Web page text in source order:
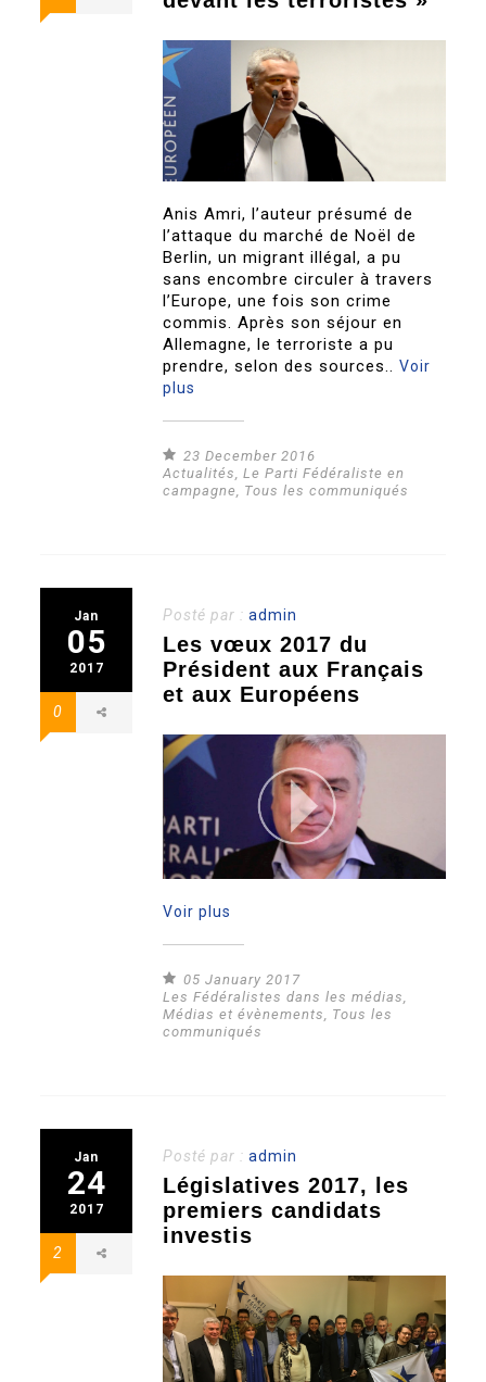
Anis Amri, l’auteur présumé de
l’attaque du marché de Noël de
Berlin, un migrant illégal, a pu
sans encombre circuler à travers
l’Europe, une fois son crime
commis. Après son séjour en
Allemagne, le terroriste a pu
prendre, selon des sources..Voir
plus
23 December 2016
Actualités ,Le Parti Fédéraliste en
campagne
Tous les communiqués
Jan
05
2017
0
Posté par :admin
Les vœux 2017 du
Président aux Français
et aux Européens
Voir plus
05 January 2017
Les Fédéralistes dans les médias,
Médias et évènements, Tous les
communiqués
Jan
24
2017
2
Posté par :admin
Législatives 2017, les
premiers candidats
investis